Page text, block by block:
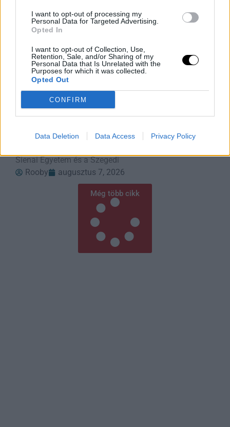
I want to opt-out of processing my
Personal Data for Targeted Advertising.
Opted In
I want to opt-out of Collection, Use,
Retention, Sale, and/or Sharing of my
Personal Data that Is Unrelated with the
Purposes for which it was collected.
Opted Out
CONFIRM
Data Deletion Data Access Privacy Policy
A Hímivarsejtek Rejtett Szövetsége
intenzív versenyt, amelyben több millió hímivarsejt
Sienai Egyetem és a Szegedi
Rooby
augusztus 7, 2026
Még több cikk